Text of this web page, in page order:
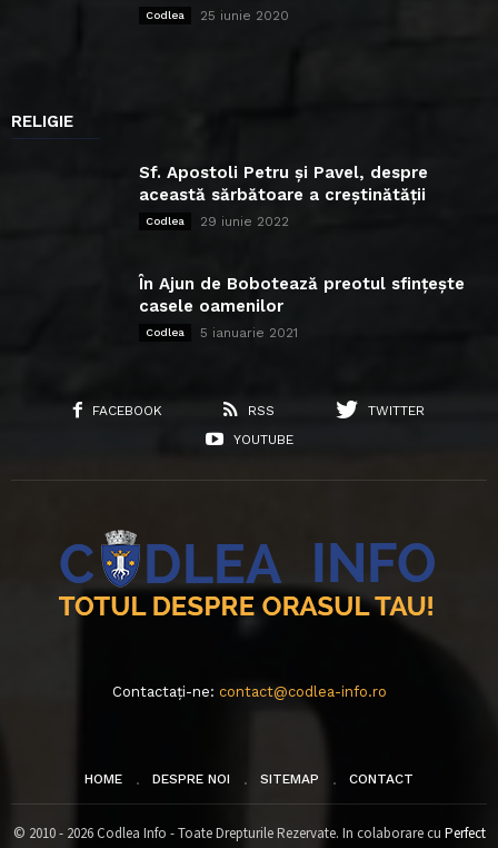
Codlea 25 iunie 2020
RELIGIE
Sf. Apostoli Petru și Pavel, despre
această sărbătoare a creștinătății
Codlea 29 iunie 2022
În Ajun de Bobotează preotul sfințește
casele oamenilor
Codlea 5 ianuarie 2021
FACEBOOK RSS
TWITTER
YOUTUBE
Contactați-ne: contact@codlea-info.ro
HOME DESPRE NOI SITEMAP CONTACT
© 2010 - 2026 Codlea Info - Toate Drepturile Rezervate. In colaborare cu Perfect